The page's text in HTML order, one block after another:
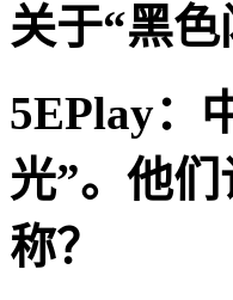
关于“黑色
5EPlay：
光”。他
称？